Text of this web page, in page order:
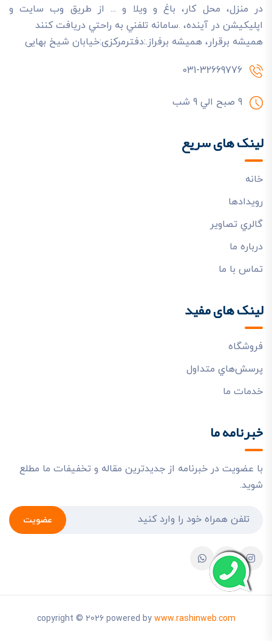
در منزل، محل کار، باغ و ويلا و ... از طريق وب سايت و
اپليکيشن در آينده، .سامانه تلفني به راحتي دريافت کنند
هميشه برقرار، هميشه برفراز.:دفترمرکزی:خیابان شیخ بهایی
031-32669776
9 صبح الي 9 شب
لینک های سریع
خانه
رويدادها
گالري تصاوير
درباره ما
تماس با ما
لینک های مفید
فروشگاه
پرسش‌هاي متداول
خدمات ما
خبرنامه ما
با عضویت در خبرنامه از جدیدترین مقاله و تخفیفات ما مطلع
شوید.
عضویت
copyright © 2026 powered by www.rashinweb.com